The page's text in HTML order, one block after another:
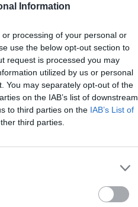
Information
processing of your personal or
use the below opt-out section to
request is processed you may
utilized by us or personal
You may separately opt-out of the
on the IAB’s list of downstream
to third parties on the IAB’s List of
third parties.